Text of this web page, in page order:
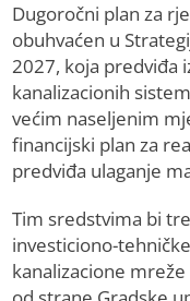
Dugoročni plan za
obuhvaćen u
2027, koja predviđa
kanalizacionih
većim naseljenim
financijski plan za
predviđa ulaganje
Tim sredstvima bi
investiciono-
kanalizacione